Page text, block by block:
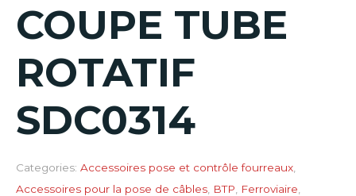
COUPE TUBE
ROTATIF
SDC0314
Categories: Accessoires pose et contrôle fourreaux
Accessoires pour la pose de câbles BTP Ferroviaire